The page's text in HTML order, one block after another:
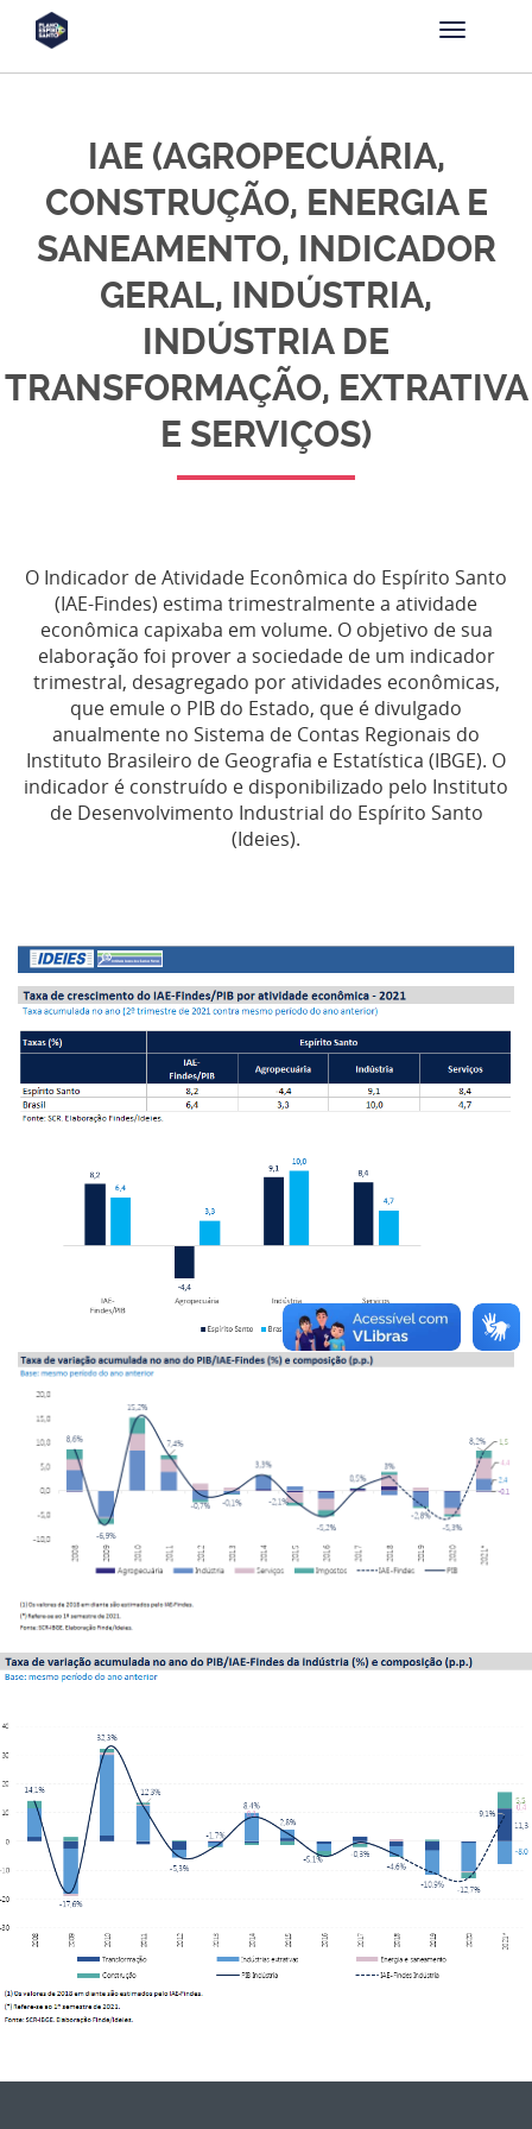
IAE (AGROPECUÁRIA,
CONSTRUÇÃO, ENERGIA E
SANEAMENTO, INDICADOR
GERAL, INDÚSTRIA,
INDÚSTRIA DE
TRANSFORMAÇÃO, EXTRATIVA
E SERVIÇOS)
O Indicador de Atividade Econômica do Espírito Santo
(IAE-Findes) estima trimestralmente a atividade
econômica capixaba em volume. O objetivo de sua
elaboração foi prover a sociedade de um indicador
trimestral, desagregado por atividades econômicas,
que emule o PIB do Estado, que é divulgado
anualmente no Sistema de Contas Regionais do
Instituto Brasileiro de Geografia e Estatística (IBGE). O
indicador é construído e disponibilizado pelo Instituto
de Desenvolvimento Industrial do Espírito Santo
(Ideies).